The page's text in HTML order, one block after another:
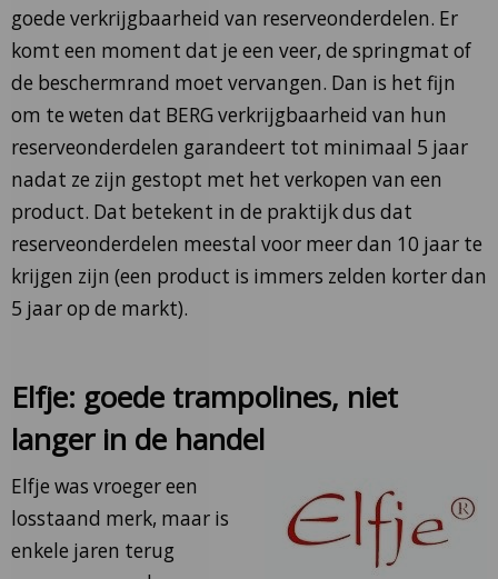
goede verkrijgbaarheid van reserveonderdelen. Er
komt een moment dat je een veer, de springmat of
de beschermrand moet vervangen. Dan is het fijn
om te weten dat BERG verkrijgbaarheid van hun
reserveonderdelen garandeert tot minimaal 5 jaar
nadat ze zijn gestopt met het verkopen van een
product. Dat betekent in de praktijk dus dat
reserveonderdelen meestal voor meer dan 10 jaar te
krijgen zijn (een product is immers zelden korter dan
5 jaar op de markt).
Elfje: goede trampolines, niet
langer in de handel
Elfje was vroeger een
losstaand merk, maar is
enkele jaren terug